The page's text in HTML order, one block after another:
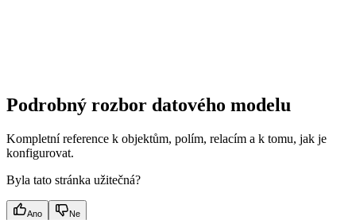
Podrobný rozbor datového modelu
Kompletní reference k objektům, polím, relacím a k tomu, jak je
konfigurovat.
Byla tato stránka užitečná?
Ano Ne